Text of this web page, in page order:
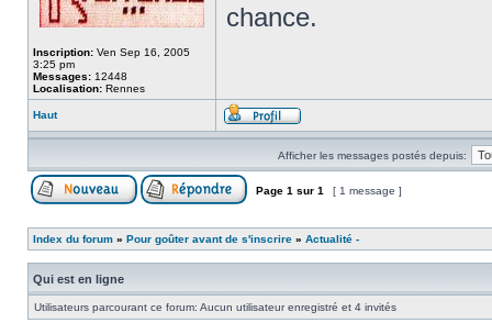
Inscription: Ven Sep 16, 2005
3:25 pm
Messages: 12448
Localisation: Rennes
chance.
Haut
Afficher les messages postés depuis:
Page 1 sur 1 [ 1 message ]
Index du forum » Pour goûter avant de s'inscrire » Actualité -
Qui est en ligne
Utilisateurs parcourant ce forum: Aucun utilisateur enregistré et 4 invités